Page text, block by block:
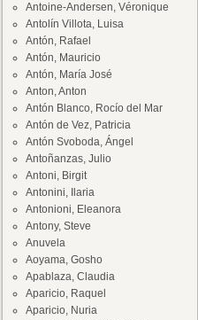
Antoine-Andersen, Véronique
Antolín Villota, Luisa
Antón, Rafael
Antón, Mauricio
Antón, María José
Anton, Anton
Antón Blanco, Rocío del Mar
Antón de Vez, Patricia
Antón Svoboda, Ángel
Antoñanzas, Julio
Antoni, Birgit
Antonini, Ilaria
Antonioni, Eleanora
Antony, Steve
Anuvela
Aoyama, Gosho
Apablaza, Claudia
Aparicio, Raquel
Aparicio, Nuria